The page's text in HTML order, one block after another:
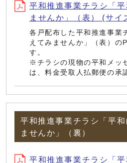
平和推進事業チラシ「
ませんか」（表） (サ
各戸配布した平和推進事業
えてみませんか」（表）の
※チラシの現物の平和メッ
は、料金受取人払郵便の承
平和推進事業チラシ「平
ませんか」（裏）
平和推進事業チラシ「